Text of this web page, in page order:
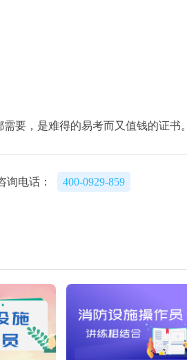
要，是难得的易考而又值钱的证书。
询电话： 400-0929-859